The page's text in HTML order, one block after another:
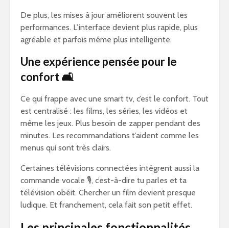
De plus, les mises à jour améliorent souvent les
performances. L’interface devient plus rapide, plus
agréable et parfois même plus intelligente.
Une expérience pensée pour le
confort 🛋️
Ce qui frappe avec une smart tv, c’est le confort. Tout
est centralisé : les films, les séries, les vidéos et
même les jeux. Plus besoin de zapper pendant des
minutes. Les recommandations t’aident comme les
menus qui sont très clairs.
Certaines télévisions connectées intègrent aussi la
commande vocale 🎙️, c’est-à-dire tu parles et ta
télévision obéit. Chercher un film devient presque
ludique. Et franchement, cela fait son petit effet.